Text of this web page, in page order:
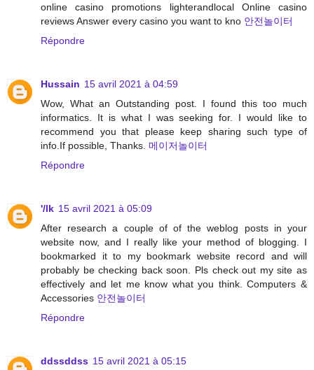
online casino promotions lighterandlocal Online casino
reviews Answer every casino you want to kno 안전놀이터
Répondre
Hussain 15 avril 2021 à 04:59
Wow, What an Outstanding post. I found this too much
informatics. It is what I was seeking for. I would like to
recommend you that please keep sharing such type of
info.If possible, Thanks. 메이저놀이터
Répondre
'/lk 15 avril 2021 à 05:09
After research a couple of of the weblog posts in your
website now, and I really like your method of blogging. I
bookmarked it to my bookmark website record and will
probably be checking back soon. Pls check out my site as
effectively and let me know what you think. Computers &
Accessories 안전놀이터
Répondre
ddssddss 15 avril 2021 à 05:15